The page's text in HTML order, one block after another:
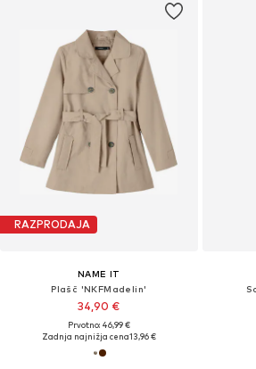
RAZPRODAJA
NAME IT
Plašč 'NKFMadelin'
34,90 €
Prvotno: 46,99 €
Zadnja najnižja cena13,96 €